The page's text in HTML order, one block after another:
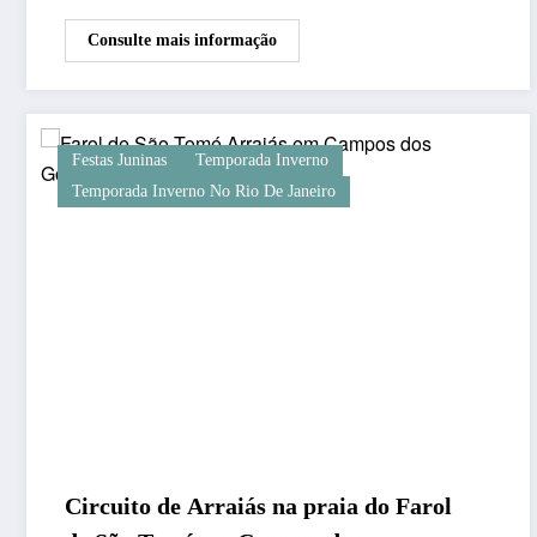
Consulte mais informação
Festas Juninas
Temporada Inverno
Temporada Inverno No Rio De Janeiro
Circuito de Arraiás na praia do Farol